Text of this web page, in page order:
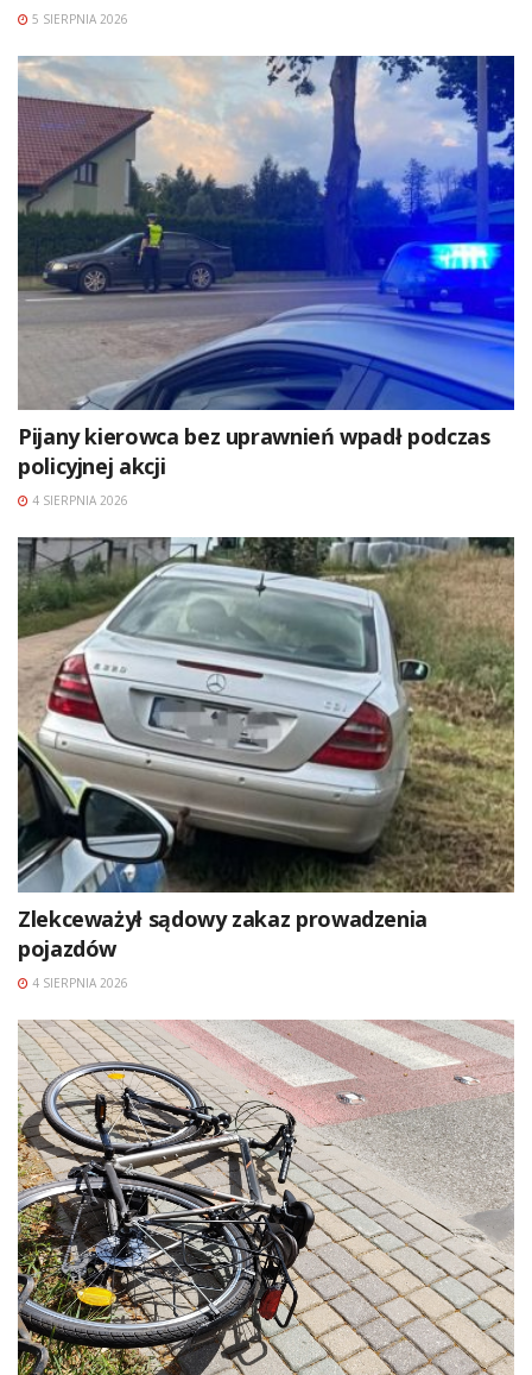
5 SIERPNIA 2026
Pijany kierowca bez uprawnień wpadł podczas
policyjnej akcji
4 SIERPNIA 2026
Zlekceważył sądowy zakaz prowadzenia
pojazdów
4 SIERPNIA 2026